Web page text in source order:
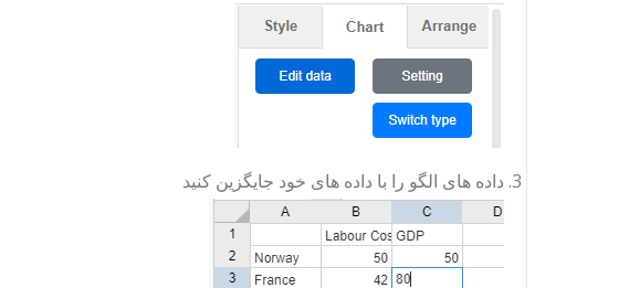
داده های الگو را با داده های خود جایگزین کنید